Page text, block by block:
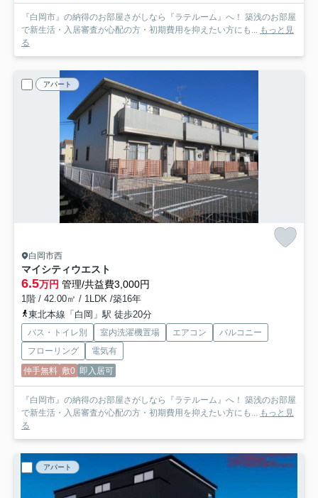
『白岡市』の納得のお部屋さがしなら『ラテルーム』へ！ 築浅のお部屋
で新生活・入居審査が心配の方・初期費用を抑えたい方にも... もっと見
る
アパート
白岡市西
マイシティウエスト
6.5万円 管理/共益費3,000円
1階 / 42.00㎡ / 1LDK /築16年
東北本線「白岡」駅 徒歩20分
バス・トイレ別 室内洗濯機置場 エアコン
バルコニー
フローリング
電気有
仲手無料 敷0 即入居可
『白岡市』の納得のお部屋さがしなら『ラテルーム』へ！ 築浅のお部屋
で新生活・入居審査が心配の方・初期費用を抑えたい方にも... もっと見
る
アパート